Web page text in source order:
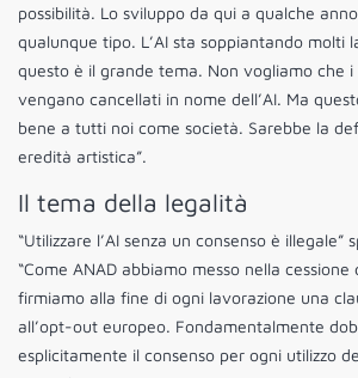
possibilità. Lo sviluppo da qui a qualche
qualunque tipo. L’AI sta soppiantando molti
questo è il grande tema. Non vogliamo che
vengano cancellati in nome dell’AI. Ma
bene a tutti noi come società. Sarebbe la
eredità artistica”.
Il tema della legalità
“Utilizzare l’AI senza un consenso è illegale”
“Come ANAD abbiamo messo nella
firmiamo alla fine di ogni lavorazione una
all’opt-out europeo. Fondamentalmente
esplicitamente il consenso per ogni utilizzo